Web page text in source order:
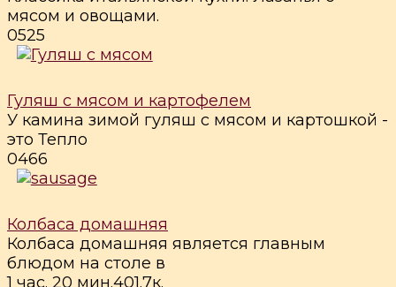
мясом и овощами.
0525
Гуляш с мясом и картофелем
У камина зимой гуляш с мясом и картошкой -
это Тепло
0466
Колбаса домашняя
Колбаса домашняя является главным
блюдом на столе в
1 час. 20 мин.401.7к.